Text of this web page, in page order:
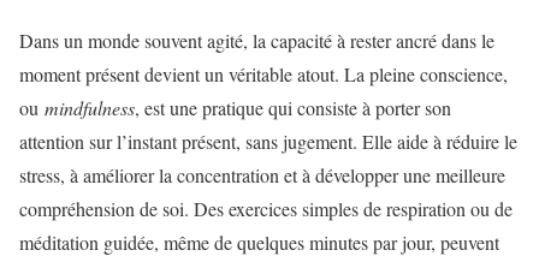
Dans un monde souvent agité, la capacité à rester ancré dans le
moment présent devient un véritable atout. La pleine conscience,
ou mindfulness, est une pratique qui consiste à porter son
attention sur l’instant présent, sans jugement. Elle aide à réduire le
stress, à améliorer la concentration et à développer une meilleure
compréhension de soi. Des exercices simples de respiration ou de
méditation guidée, même de quelques minutes par jour, peuvent